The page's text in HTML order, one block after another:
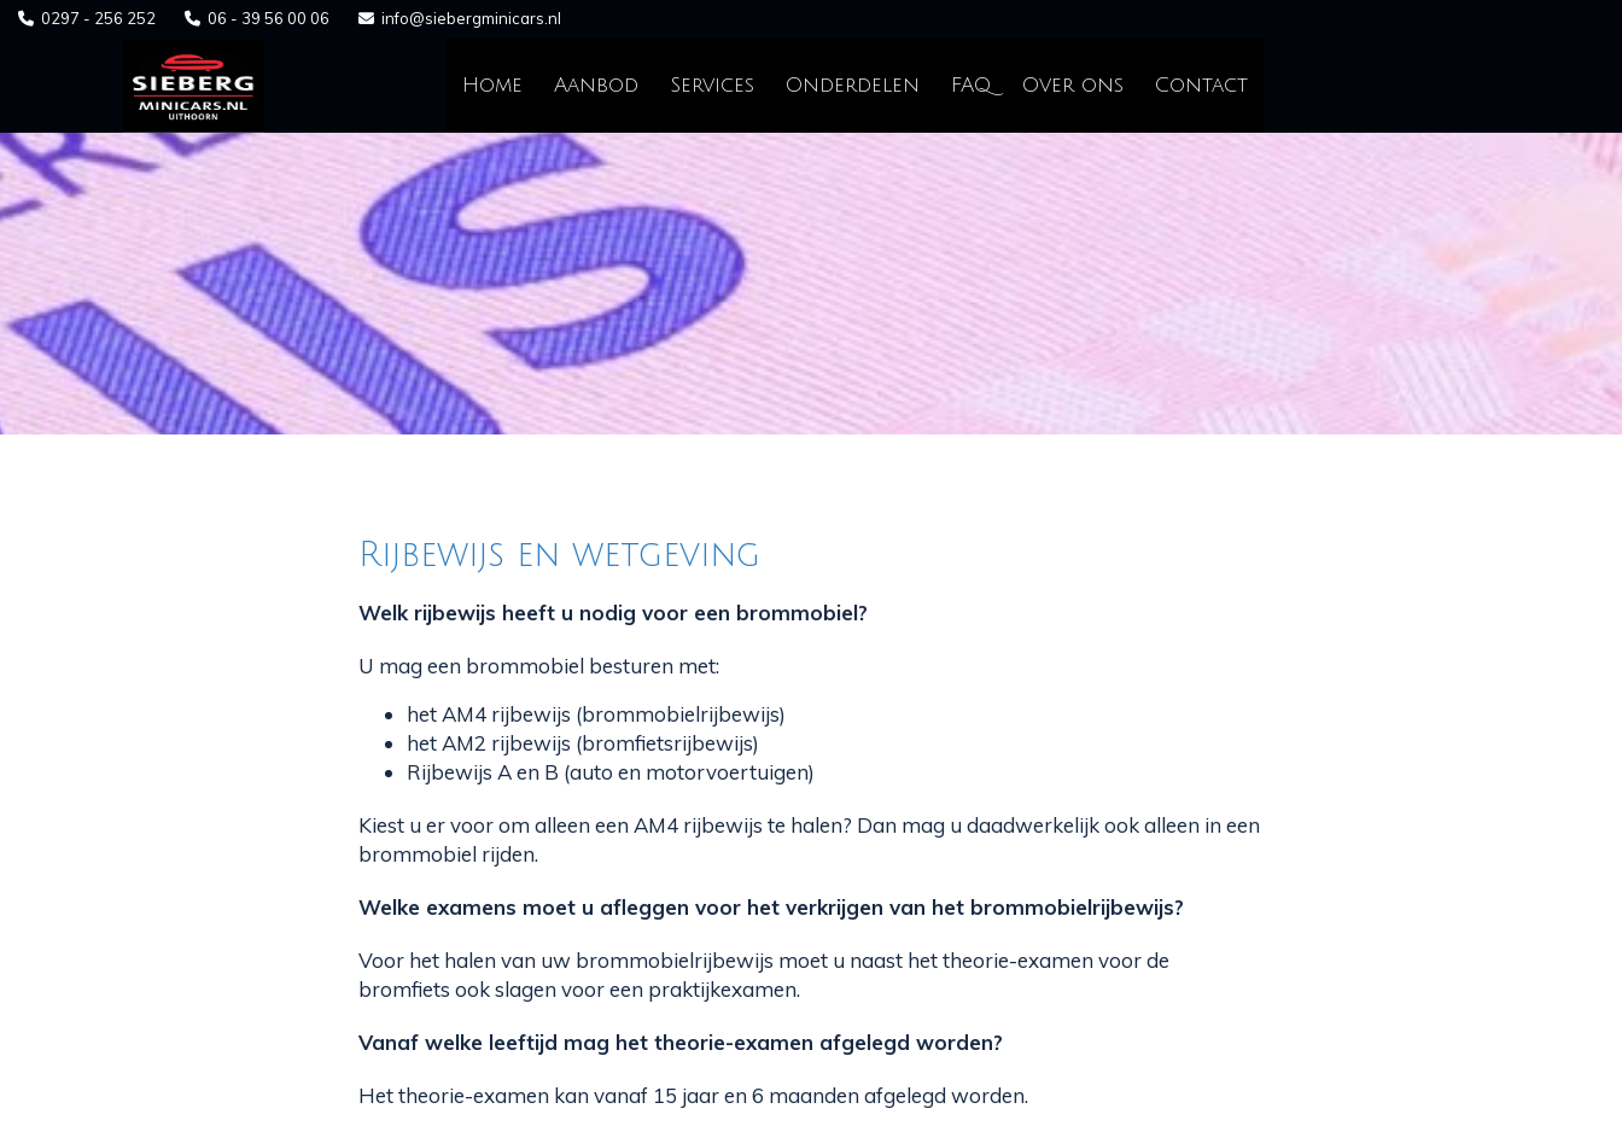
 0297 - 256 252  06 - 39 56 00 06  info@siebergminicars.nl
Home Aanbod Services Onderdelen FAQ Over ons Contact
Rijbewijs en wetgeving
Welk rijbewijs heeft u nodig voor een brommobiel?
U mag een brommobiel besturen met:
het AM4 rijbewijs (brommobielrijbewijs)
het AM2 rijbewijs (bromfietsrijbewijs)
Rijbewijs A en B (auto en motorvoertuigen)
Kiest u er voor om alleen een AM4 rijbewijs te halen? Dan mag u daadwerkelijk ook alleen in een
brommobiel rijden.
Welke examens moet u afleggen voor het verkrijgen van het brommobielrijbewijs?
Voor het halen van uw brommobielrijbewijs moet u naast het theorie-examen voor de
bromfiets ook slagen voor een praktijkexamen.
Vanaf welke leeftijd mag het theorie-examen afgelegd worden?
Het theorie-examen kan vanaf 15 jaar en 6 maanden afgelegd worden.